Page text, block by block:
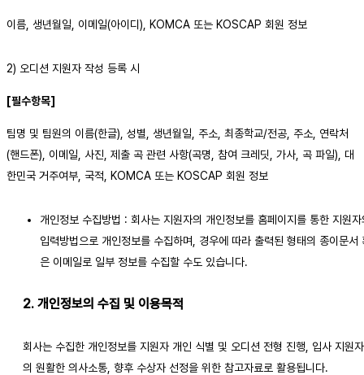
이름, 생년월일, 이메일(아이디), KOMCA 또는 KOSCAP 회원 정보
2) 오디션 지원자 작성 등록 시
[필수항목]
팀명 및 팀원의 이름(한글), 성별, 생년월일, 주소, 최종학교/전공, 주소, 연락처
(핸드폰), 이메일, 사진, 제출 곡 관련 사항(곡명, 참여 크레딧, 가사, 곡 파일), 대
한민국 거주여부, 국적, KOMCA 또는 KOSCAP 회원 정보
개인정보 수집방법 : 회사는 지원자의 개인정보를 홈페이지를 통한 지원자
입력방법으로 개인정보를 수집하며, 경우에 따라 출력된 형태의 종이문서
은 이메일로 일부 정보를 수집할 수도 있습니다.
2. 개인정보의 수집 및 이용목적
회사는 수집한 개인정보를 지원자 개인 식별 및 오디션 전형 진행, 입사 지원
의 원활한 의사소통, 향후 수상자 선정을 위한 참고자료로 활용됩니다.